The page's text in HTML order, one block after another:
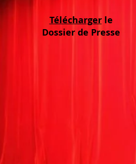
Téléchargerle
Dossier de Presse